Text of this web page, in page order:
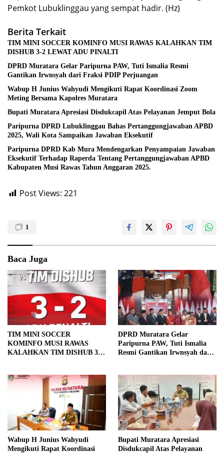
Pemkot Lubuklinggau yang sempat hadir. (Hz)
Berita Terkait
TIM MINI SOCCER KOMINFO MUSI RAWAS KALAHKAN TIM
DISHUB 3-2 LEWAT ADU PINALTI
DPRD Muratara Gelar Paripurna PAW, Tuti Ismalia Resmi
Gantikan Irwnsyah dari Fraksi PDIP Perjuangan
Wabup H Junius Wahyudi Mengikuti Rapat Koordinasi Zoom
Meting Bersama Kapolres Muratara
Bupati Muratara Apresiasi Disdukcapil Atas Pelayanan Jemput Bola
Paripurna DPRD Lubuklinggau Bahas Pertanggungjawaban APBD
2025, Wali Kota Sampaikan Jawaban Eksekutif
Paripurna DPRD Kab Mura Mendengarkan Penyampaian Jawaban
Eksekutif Terhadap Raperda Tentang Pertanggungjawaban APBD
Kabupaten Musi Rawas Tahun Anggaran 2025.
Post Views: 221
1
Baca Juga
TIM MINI SOCCER
KOMINFO MUSI RAWAS
KALAHKAN TIM DISHUB 3-2
DPRD Muratara Gelar
Paripurna PAW, Tuti Ismalia
Resmi Gantikan Irwnsyah dari
Wabup H Junius Wahyudi
Mengikuti Rapat Koordinasi
Bupati Muratara Apresiasi
Disdukcapil Atas Pelayanan